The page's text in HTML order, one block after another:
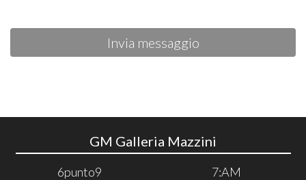
Invia messaggio
GM Galleria Mazzini
6punto9 7:AM